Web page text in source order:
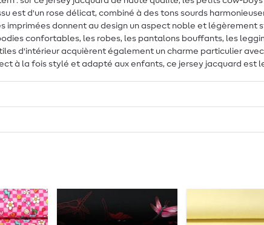
est d'un rose délicat, combiné à des tons sourds
imprimées donnent au design un aspect noble et
confortables, les robes, les pantalons bouffants, les
d'intérieur acquièrent également un charme particulier
à la fois stylé et adapté aux enfants, ce jersey jacquard est